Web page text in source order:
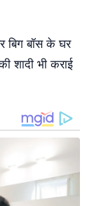
बिग बॉस के घर
शादी भी कराई